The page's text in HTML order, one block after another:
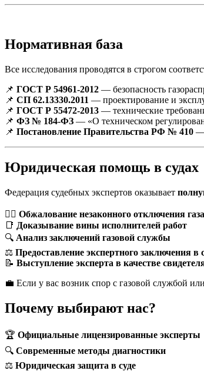
Нормативная база
Все исследования проводятся в строгом
📌 ГОСТ Р 54961-2012 — безопасность
📌 СП 62.13330.2011 — проектирование и
📌 ГОСТ Р 55472-2013 — технические
📌 ФЗ № 184-ФЗ — «О техническом
📌 Постановление Правительства РФ № 410 —
Юридическая помощь в судах
Федерация судебных экспертов оказывает
👨‍⚖ Обжалование незаконного отключения газа
📑 Доказывание вины исполнителей работ
🔍 Анализ заключений газовой службы
⚖ Предоставление экспертного заключения в
📝 Выступление эксперта в качестве
💼 Если у вас возник спор с газовой службой
Почему выбирают нас?
🏆 Официальные лицензированные эксперты
🔍 Современные методы диагностики
⚖ Юридическая защита в суде